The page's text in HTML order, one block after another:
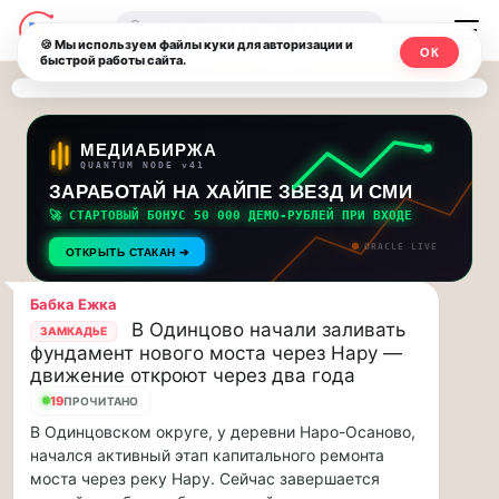
Последние
новости
и
обновления
потока:
Друзья,
приглашаем
на
музыкальную
прогулку
по
Москве
Чайковского!…
приглашаем
на
музыкальную
Москвичи.net
—
Главный
столичный
чат-
мессенджер,
новости
и
инсайды
Москвы
🔍
МЕДИАБИРЖА
QUANTUM NODE v41
ЗАРАБОТАЙ НА ХАЙПЕ ЗВЕЗД И СМИ
🚀 СТАРТОВЫЙ БОНУС 50 000 ДЕМО-РУБЛЕЙ ПРИ ВХОДЕ
ОТКРЫТЬ СТАКАН ➔ ORACLE LIVE
Бабка Ежка
ЗАМКАДЬЕ
В Одинцово начали заливать
фундамент нового моста через Нару —
движение откроют через два года
19ПРОЧИТАНО
В Одинцовском округе, у деревни Наро-Осаново,
начался активный этап капитального ремонта
моста через реку Нару. Сейчас завершается
🍪 Мы используем файлы куки для авторизации и
быстрой работы сайта.
ОК